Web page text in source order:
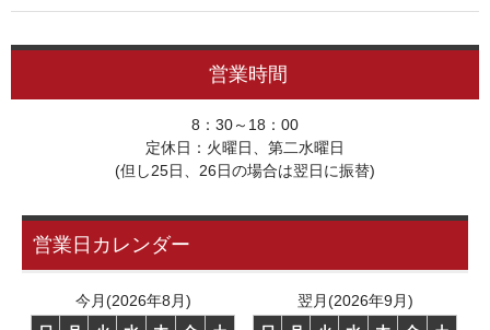
営業時間
8：30～18：00
定休日：火曜日、第二水曜日
(但し25日、26日の場合は翌日に振替)
営業日カレンダー
今月(2026年8月)
翌月(2026年9月)